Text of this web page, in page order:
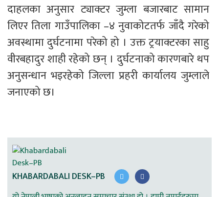
दाहलका अनुसार ट्याक्टर जुम्ला बजारबाट सामान
लिएर तिला गाउँपालिका –४ नुवाकोटतर्फ जाँदै गरेको
अवस्थामा दुर्घटनामा परेको हो । उक्त ट्रयाक्टरका साहु
वीरबहादुर शाही रहेको छन् । दुर्घटनाको कारणबारे थप
अनुसन्धान भइरहेको जिल्ला प्रहरी कार्यालय जुम्लाले
जनाएको छ।
KHABARDABALI DESK–PB